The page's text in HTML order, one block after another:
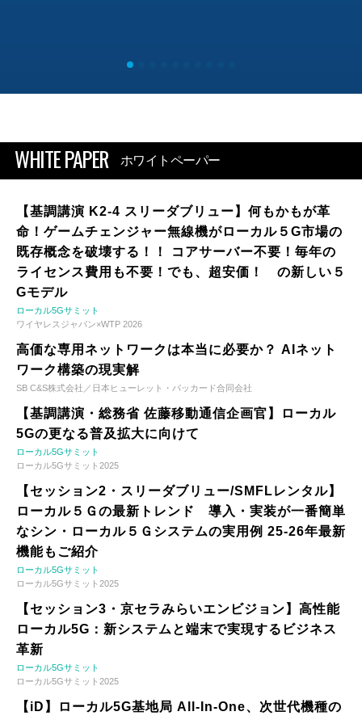
WHITE PAPER ホワイトペーパー
【基調講演 K2-4 スリーダブリュー】何もかもが革
命！ゲームチェンジャー無線機がローカル５G市場の
既存概念を破壊する！！ コアサーバー不要！毎年の
ライセンス費用も不要！でも、超安価！ の新しい５
Gモデル
ローカル5Gサミット
ワイヤレスジャパン×WTP 2026
高価な専用ネットワークは本当に必要か？ AIネット
ワーク構築の現実解
SB C&S株式会社／日本ヒューレット・パッカード合同会社
【基調講演・総務省 佐藤移動通信企画官】ローカル
5Gの更なる普及拡大に向けて
ローカル5Gサミット
ローカル5Gサミット2025
【セッション2・スリーダブリュー/SMFLレンタル】
ローカル５Ｇの最新トレンド 導入・実装が一番簡単
なシン・ローカル５Ｇシステムの実用例 25-26年最新
機能もご紹介
ローカル5Gサミット
ローカル5Gサミット2025
【セッション3・京セラみらいエンビジョン】高性能
ローカル5G：新システムと端末で実現するビジネス
革新
ローカル5Gサミット
ローカル5Gサミット2025
【iD】ローカル5G基地局 All-In-One、次世代機種の